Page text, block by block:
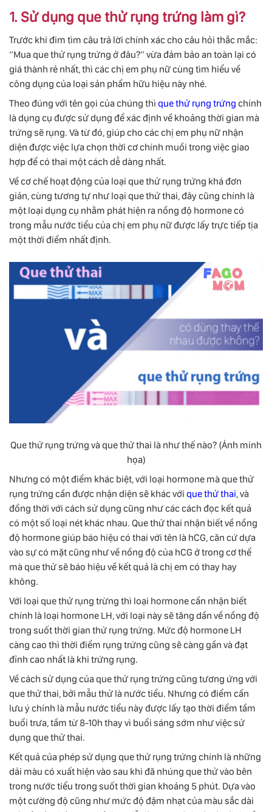
1. Sử dụng que thử rụng trứng làm gì?
Trước khi đim tìm câu trả lời chính xác cho câu hỏi thắc mắc:
“Mua que thử rụng trứng ở đâu?” vừa đảm bảo an toàn lại có
giá thành rẻ nhất, thì các chị em phụ nữ cùng tìm hiểu về
công dụng của loại sản phẩm hữu hiệu này nhé.
Theo đúng với tên gọi của chúng thì que thử rụng trứng chính
là dụng cụ được sử dụng để xác định về khoảng thời gian mà
trứng sẽ rụng. Và từ đó, giúp cho các chị em phụ nữ nhận
diện được việc lựa chọn thời cơ chính muồi trong việc giao
hợp để có thai một cách dễ dàng nhất.
Về cơ chế hoạt động của loại que thử rụng trứng khá đơn
giản, cùng tương tự như loại que thử thai, đây cũng chính là
một loại dụng cụ nhằm phát hiện ra nồng độ hormone có
trong mẫu nước tiểu của chị em phụ nữ được lấy trực tiếp tịa
một thời điểm nhất định.
Que thử rụng trứng và que thử thai là như thế nào? (Ảnh minh
họa)
Nhưng có một điểm khác biệt, với loại hormone mà que thử
rụng trứng cần được nhận diện sẽ khác với que thử thai, và
đồng thời với cách sử dụng cũng như các cách đọc kết quả
có một số loại nét khác nhau. Que thử thai nhận biết về nồng
độ hormone giúp báo hiệu có thai với tên là hCG, căn cứ dựa
vào sự có mặt cũng như về nồng độ của hCG ở trong cơ thể
mà que thử sẽ báo hiệu về kết quả là chị em có thay hay
không.
Với loại que thử rụng trừng thì loại hormone cần nhận biết
chính là loại hormone LH, với loại này sẽ tăng dần về nồng độ
trong suốt thời gian thử rụng trứng. Mức độ hormone LH
càng cao thì thời điểm rụng trứng cũng sẽ càng gần và đạt
đỉnh cao nhất là khi trứng rụng.
Về cách sử dụng của que thử rụng trứng cũng tương ứng với
que thử thai, bởi mẫu thử là nước tiểu. Nhưng có điểm cần
lưu ý chính là mẫu nước tiểu này được lấy tạo thời điểm tầm
buổi trưa, tầm từ 8-10h thay vì buổi sáng sớm như việc sử
dụng que thử thai.
Kết quả của phép sử dụng que thử rụng trứng chính là những
dải màu có xuất hiện vào sau khi đã nhúng que thử vào bên
trong nước tiểu trong suốt thời gian khoảng 5 phút. Dựa vào
một cường độ cũng như mức độ đậm nhạt của màu sắc dài